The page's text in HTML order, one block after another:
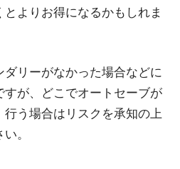
よりお得になるかもしれま
リーがなかった場合などに
すが、どこでオートセーブが
行う場合はリスクを承知の上
。